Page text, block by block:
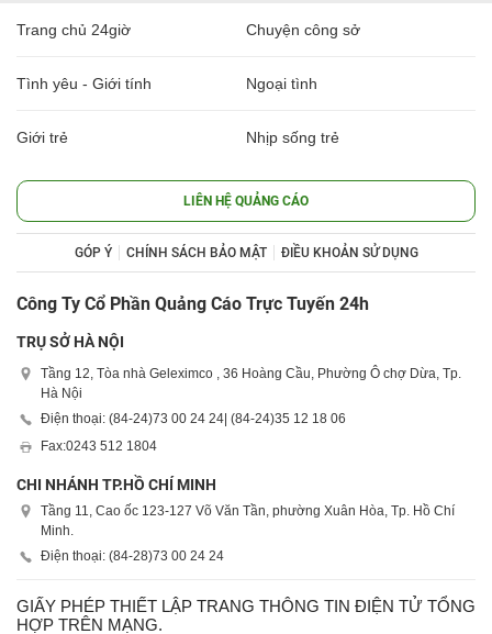
Trang chủ 24giờ Chuyện công sở
Tình yêu - Giới tính Ngoại tình
Giới trẻ Nhịp sống trẻ
LIÊN HỆ QUẢNG CÁO
GÓP Ý CHÍNH SÁCH BẢO MẬT ĐIỀU KHOẢN SỬ DỤNG
Công Ty Cổ Phần Quảng Cáo Trực Tuyến 24h
TRỤ SỞ HÀ NỘI
Tầng 12, Tòa nhà Geleximco , 36 Hoàng Cầu, Phường Ô chợ Dừa, Tp.
Hà Nội
Điện thoại: (84-24)73 00 24 24 | (84-24)35 12 18 06
Fax:0243 512 1804
CHI NHÁNH TP.HỒ CHÍ MINH
Tầng 11, Cao ốc 123-127 Võ Văn Tần, phường Xuân Hòa, Tp. Hồ Chí
Minh.
Điện thoại: (84-28)73 00 24 24
GIẤY PHÉP THIẾT LẬP TRANG THÔNG TIN ĐIỆN TỬ TỔNG
HỢP TRÊN MẠNG.